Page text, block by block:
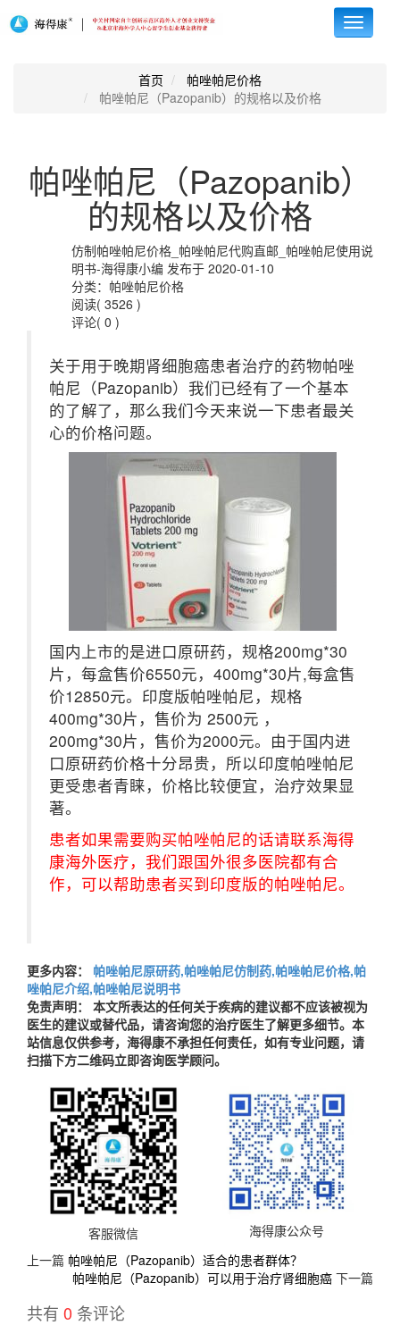
Toggle
首页
帕唑帕尼价格
帕唑帕尼（Pazopanib）的规格以及价格
帕唑帕尼（Pazopanib）
的规格以及价格
仿制帕唑帕尼价格_帕唑帕尼代购直邮_帕唑帕尼使用说
明书-海得康小编 发布于 2020-01-10
分类：帕唑帕尼价格
阅读( 3526 )
评论( 0 )
关于用于晚期肾细胞癌患者治疗的药物帕唑
帕尼（Pazopanib）我们已经有了一个基本
的了解了，那么我们今天来说一下患者最关
心的价格问题。
国内上市的是进口原研药，规格200mg*30
片，每盒售价6550元，400mg*30片,每盒售
价12850元。印度版帕唑帕尼，规格
400mg*30片，售价为 2500元 ，
200mg*30片，售价为2000元。由于国内进
口原研药价格十分昂贵，所以印度帕唑帕尼
更受患者青睐，价格比较便宜，治疗效果显
著。
患者如果需要购买帕唑帕尼的话请联系海得
康海外医疗，我们跟国外很多医院都有合
作，可以帮助患者买到印度版的帕唑帕尼。
更多内容：
帕唑帕尼原研药,帕唑帕尼仿制药,帕唑帕尼价格,帕
唑帕尼介绍,帕唑帕尼说明书
免责声明： 本文所表达的任何关于疾病的建议都不应该被视为
医生的建议或替代品，请咨询您的治疗医生了解更多细节。本
站信息仅供参考，海得康不承担任何责任，如有专业问题，请
扫描下方二维码立即咨询医学顾问。
客服微信
海得康公众号
上一篇 帕唑帕尼（Pazopanib）适合的患者群体？
帕唑帕尼（Pazopanib）可以用于治疗肾细胞癌 下一篇
共有 0 条评论